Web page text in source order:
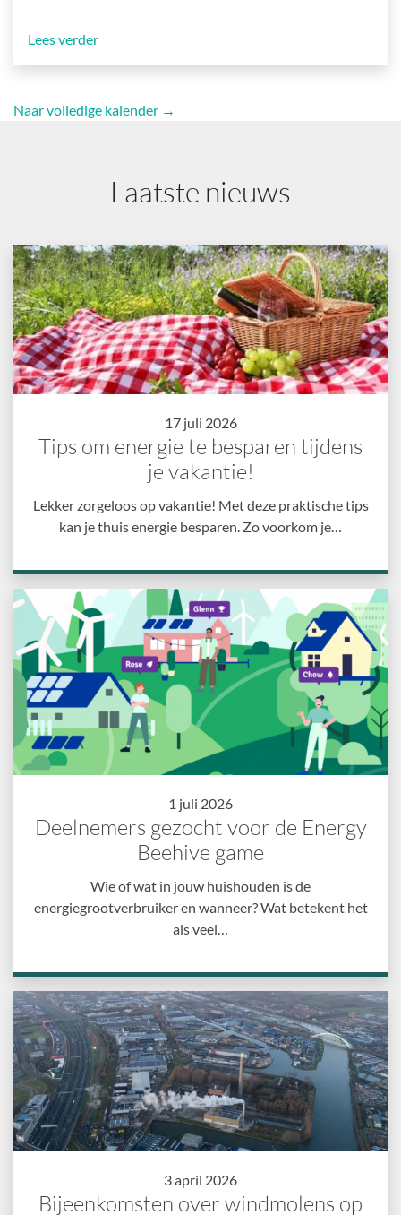
Lees verder
Naar volledige kalender →
Laatste nieuws
17 juli 2026
Tips om energie te besparen tijdens
je vakantie!
Lekker zorgeloos op vakantie! Met deze praktische tips
kan je thuis energie besparen. Zo voorkom je…
1 juli 2026
Deelnemers gezocht voor de Energy
Beehive game
Wie of wat in jouw huishouden is de
energiegrootverbruiker en wanneer? Wat betekent het
als veel…
3 april 2026
Bijeenkomsten over windmolens op